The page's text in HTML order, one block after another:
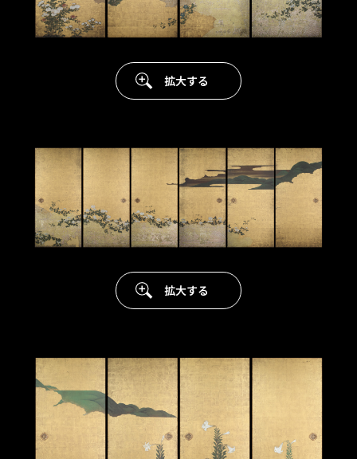
拡大する
拡大する